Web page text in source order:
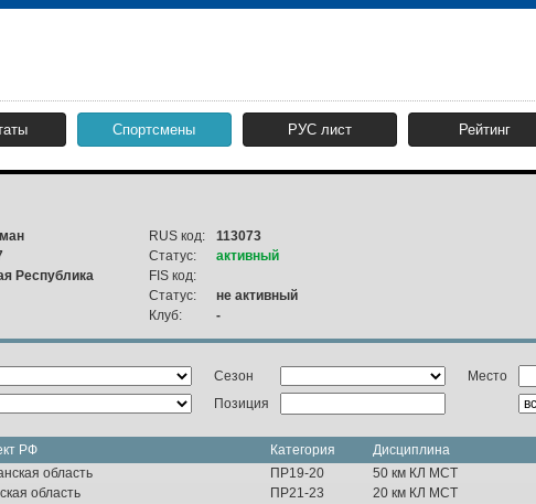
Спортсмены РУС лист Рейтинг
RUS код:
113073
Статус:
активный
Республика
FIS код:
Статус:
не активный
Клуб: -
Сезон
Место
Позиция
РФ Категория Дисциплина
область ПР19-20 50 км КЛ МСТ
область ПР21-23 20 км КЛ МСТ